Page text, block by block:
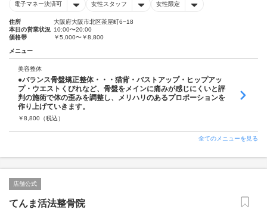
電子マネー決済可 女性スタッフ 女性限定
住所
大阪府大阪市北区茶屋町6−18
本日の営業状況 10:00〜20:00
価格帯
￥5,000〜￥8,800
メニュー
美容整体
●バランス骨盤矯正整体・・・猫背・バストアップ・ヒップアッ
プ・ウエストくびれなど、骨盤をメインに痛みが感じにくいと評
判の施術で体の歪みを調整し、メリハリのあるプロポーションを
作り上げていきます。
￥8,800 （税込）
全てのメニューを見る
店舗公式
てんま活法整骨院